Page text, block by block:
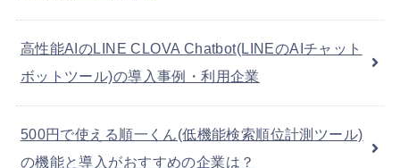
高性能AIのLINE CLOVA Chatbot(LINEのAIチャット
ボットツール)の導入事例・利用企業
500円で使える順一くん(低機能検索順位計測ツール)
の機能と導入がおすすめの企業は？